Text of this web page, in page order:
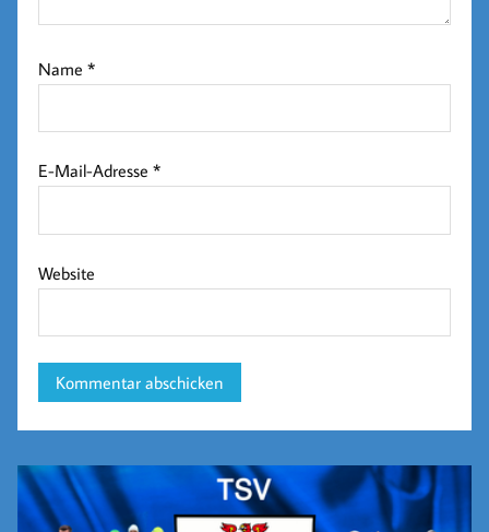
Name*
E-Mail-Adresse*
Website